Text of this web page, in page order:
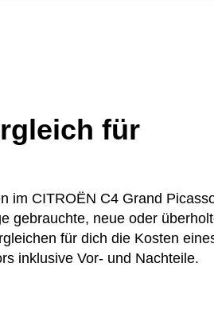
für
im CITROËN C4 Grand
gebrauchte, neue oder
für dich die Kosten
inklusive Vor- und Nachteile.